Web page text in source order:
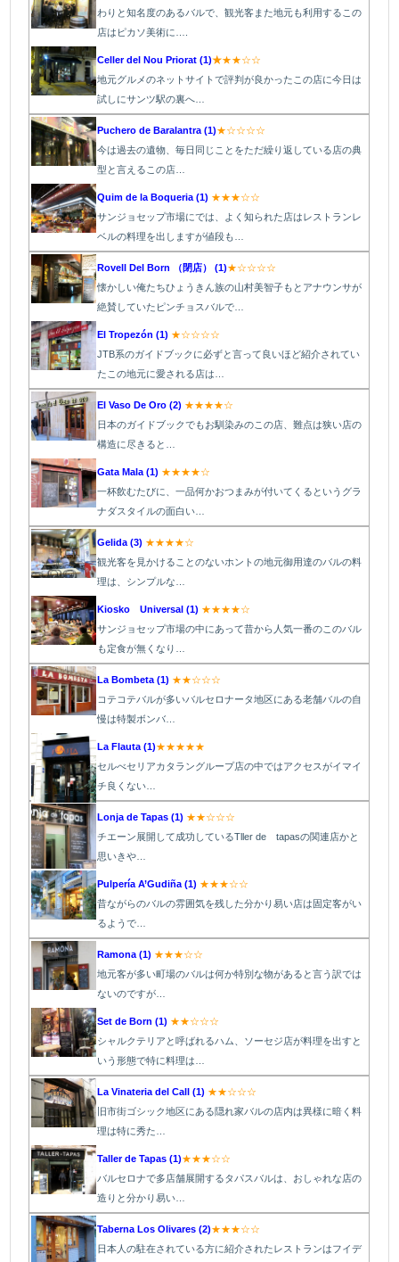
わりと知名度のあるバルで、観光客また地元も利用するこの
店はピカソ美術に….
Celler del Nou Priorat (1)★★★☆☆
地元グルメのネットサイトで評判が良かったこの店に今日は
試しにサンツ駅の裏へ…
Puchero de Baralantra (1)★☆☆☆☆
今は過去の遺物、毎日同じことをただ繰り返している店の典
型と言えるこの店…
Quim de la Boqueria (1) ★★★☆☆
サンジョセップ市場にでは、よく知られた店はレストランレ
ベルの料理を出しますが値段も…
Rovell Del Born （閉店） (1)★☆☆☆☆
懐かしい俺たちひょうきん族の山村美智子もとアナウンサが
絶賛していたピンチョスバルで…
El Tropezón (1) ★☆☆☆☆
JTB系のガイドブックに必ずと言って良いほど紹介されてい
たこの地元に愛される店は…
El Vaso De Oro (2) ★★★★☆
日本のガイドブックでもお馴染みのこの店、難点は狭い店の
構造に尽きると…
Gata Mala (1) ★★★★☆
一杯飲むたびに、一品何かおつまみが付いてくるというグラ
ナダスタイルの面白い…
Gelida (3) ★★★★☆
観光客を見かけることのないホントの地元御用達のバルの料
理は、シンプルな…
Kiosko Universal (1) ★★★★☆
サンジョセップ市場の中にあって昔から人気一番のこのバル
も定食が無くなり…
La Bombeta (1) ★★☆☆☆
コテコテバルが多いバルセロナータ地区にある老舗バルの自
慢は特製ボンバ…
La Flauta (1)★★★★★
セルべセリアカタラングループ店の中ではアクセスがイマイ
チ良くない…
Lonja de Tapas (1) ★★☆☆☆
チエーン展開して成功しているTller de tapasの関連店かと
思いきや…
Pulpería A’Gudiña (1) ★★★☆☆
昔ながらのバルの雰囲気を残した分かり易い店は固定客がい
るようで…
Ramona (1) ★★★☆☆
地元客が多い町場のバルは何か特別な物があると言う訳では
ないのですが…
Set de Born (1) ★★☆☆☆
シャルクテリアと呼ばれるハム、ソーセジ店が料理を出すと
いう形態で特に料理は…
La Vinateria del Call (1) ★★☆☆☆
旧市街ゴシック地区にある隠れ家バルの店内は異様に暗く料
理は特に秀た…
Taller de Tapas (1)★★★☆☆
バルセロナで多店舗展開するタパスバルは、おしゃれな店の
造りと分かり易い…
Taberna Los Olivares (2)★★★☆☆
日本人の駐在されている方に紹介されたレストランはフイデ